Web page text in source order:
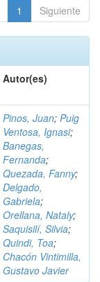
1 Siguiente
Autor(es)
Pinos, Juan; Puig
Ventosa, Ignasi;
Banegas,
Fernanda;
Quezada, Fanny;
Delgado,
Gabriela;
Orellana, Nataly;
Saquisilí, Silvia;
Quindi, Toa;
Chacón Vintimilla,
Gustavo Javier